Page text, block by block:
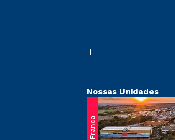
Nossas Unidades
Franca